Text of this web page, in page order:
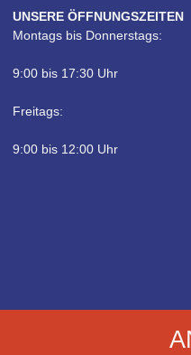
UNSERE ÖFFNUNGSZEITEN
Montags bis Donnerstags:
9:00 bis 17:30 Uhr
Freitags:
9:00 bis 12:00 Uhr